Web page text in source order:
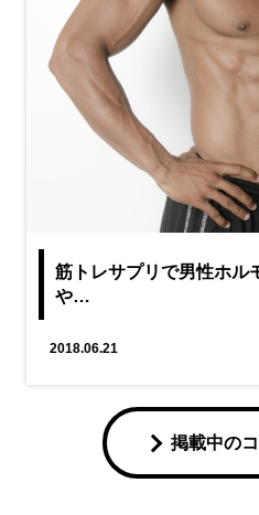
筋トレサプリで男性ホル
や…
2018.06.21
掲載中の